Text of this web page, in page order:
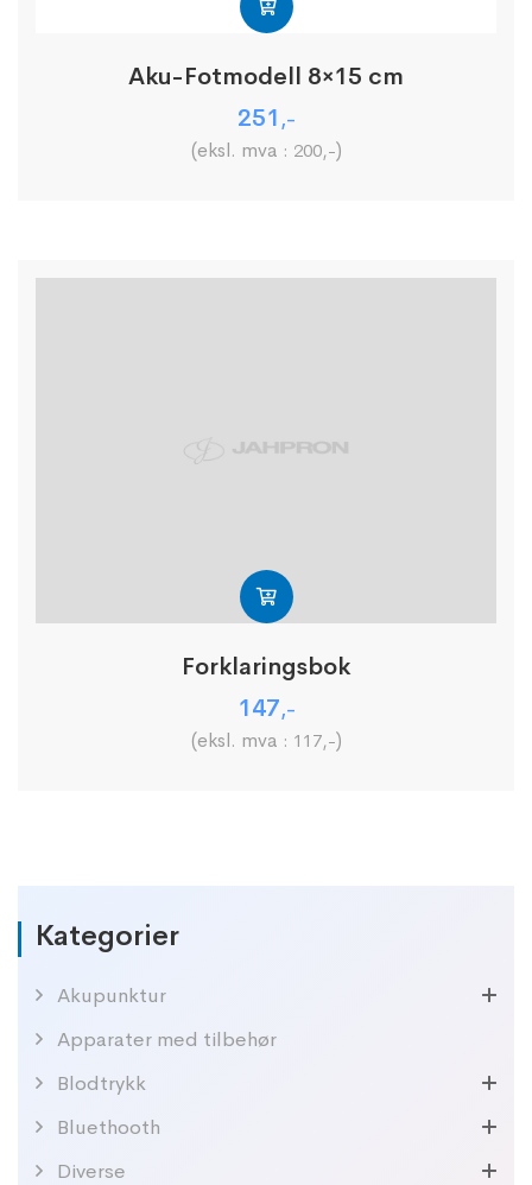
Kategorier
Akupunktur
Apparater med tilbehør
Blodtrykk
Bluethooth
Diverse
Aku-Fotmodell 8×15 cm
251 ,-
(eksl. mva : 200,-)
Forklaringsbok
147,-
(eksl. mva : 117,-)